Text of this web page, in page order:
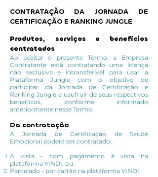
CONTRATAÇÃO DA JORNADA DE
CERTIFICAÇÃO E RANKING JUNGLE
​​Produtos, serviços e benefícios
contratados
Ao aceitar o presente Termo, a Empresa
Contratante está contratando uma licença
não exclusiva e intransferível para usar a
Plataforma Jungle com o objetivo de
participar da Jornada de Certificação e
Ranking Jungle e usufruir de seus respectivos
benefícios, conforme informado
anteriormente nesse Termo.
Da contratação
A Jornada de Certificação de Saúde
Emocional poderá ser contratado:
À vista - com pagamento à vista na
plataforma VINDI, ou
Parcelado - por cartão na plataforma VINDI.